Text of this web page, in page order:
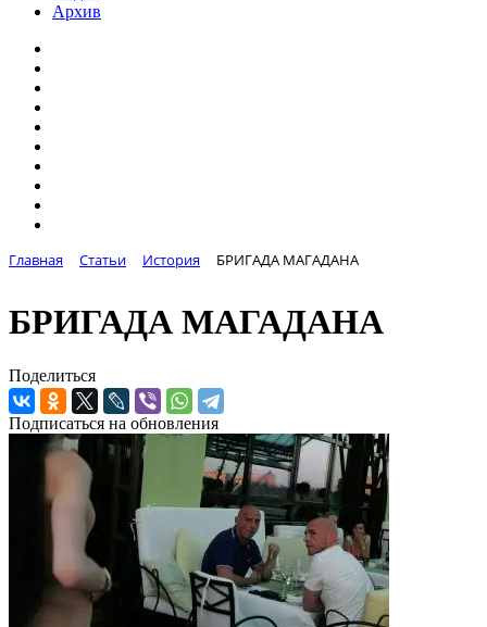
Архив
Главная Статьи История БРИГАДА МАГАДАНА
БРИГАДА МАГАДАНА
Поделиться
Подписаться на обновления